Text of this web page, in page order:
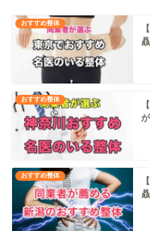
おすすめ整体
おすすめ整体
おすすめ整体